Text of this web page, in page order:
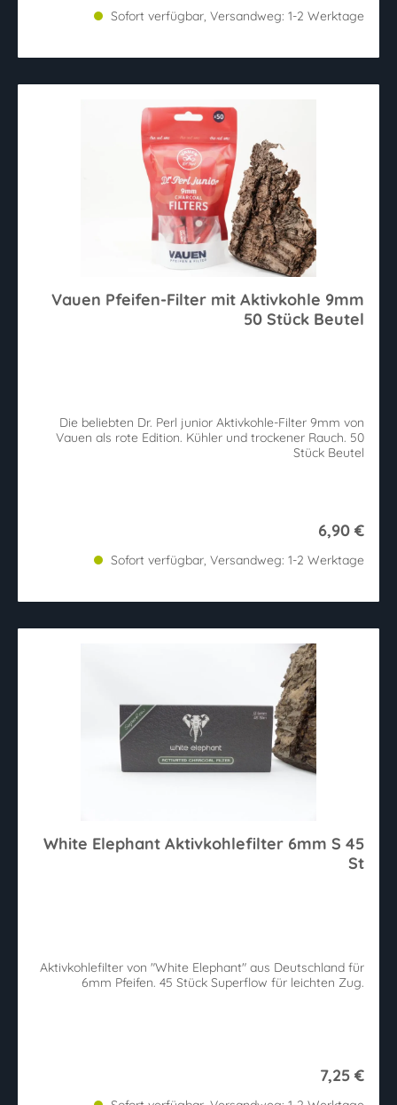
Sofort verfügbar, Versandweg: 1-2 Werktage
Vauen Pfeifen-Filter mit Aktivkohle 9mm
50 Stück Beutel
Die beliebten Dr. Perl junior Aktivkohle-Filter 9mm von
Vauen als rote Edition. Kühler und trockener Rauch. 50
Stück Beutel
6,90 €
Sofort verfügbar, Versandweg: 1-2 Werktage
White Elephant Aktivkohlefilter 6mm S 45
St
Aktivkohlefilter von "White Elephant" aus Deutschland für
6mm Pfeifen. 45 Stück Superflow für leichten Zug.
7,25 €